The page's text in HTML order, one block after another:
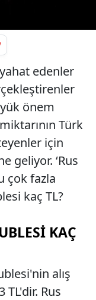
edenler
önem
Türk
için
geliyor. ‘Rus
çok fazla
kaç TL?
KAÇ
alış
TL'dir. Rus